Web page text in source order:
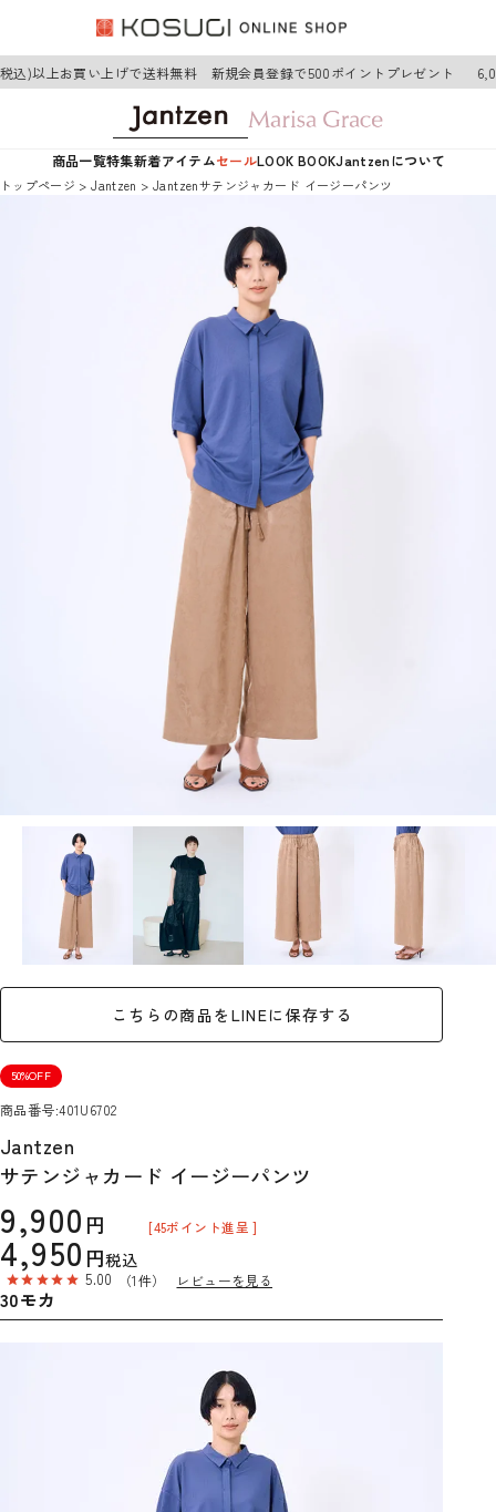
)以上お買い上げで送料無料 新規会員登録で500ポイントプレゼント
商品一覧特集新着アイテムセールLOOK BOOKJantzenについて
トップページ Jantzen Jantzenサテンジャカード イージーパンツ
こちらの商品をLINEに保存する
50%OFF
商品番号 401U6702
Jantzen
サテンジャカード イージーパンツ
9,900
4,950 税込
[45ポイント進呈 ]
5.00 （1件） レビューを見る
30モカ